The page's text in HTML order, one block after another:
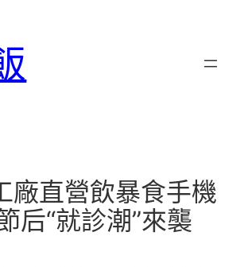
廠直營飲暴食手機
后“就診潮”來襲